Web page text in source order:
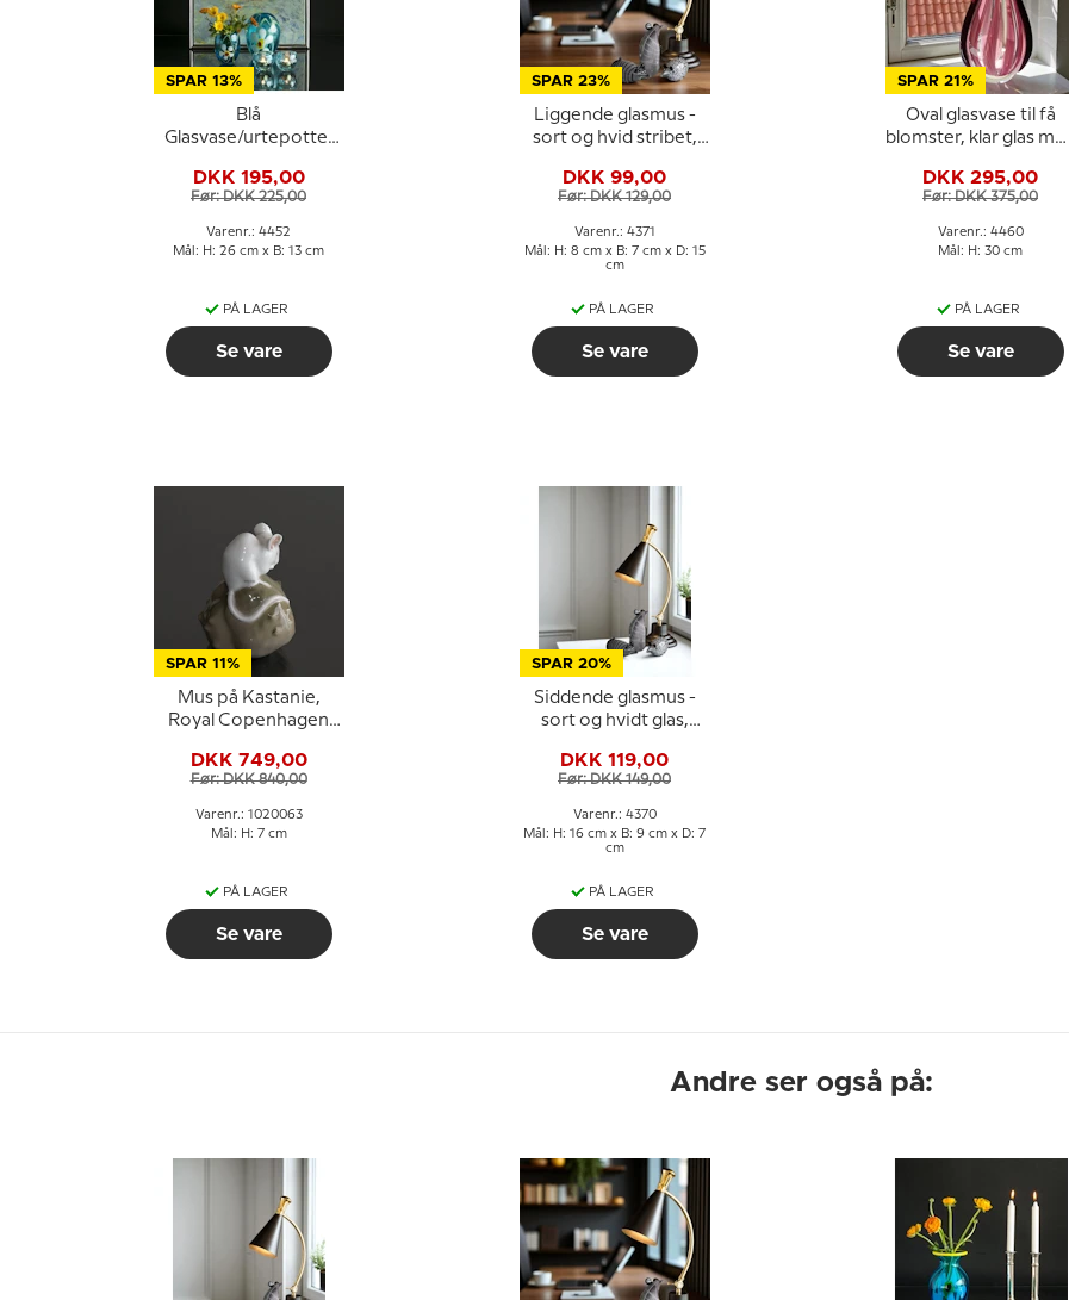
SPAR 13%
Blå
Glasvase/urtepotte,
glaskunst,
DKK 195,00
Før: DKK 225,00
Varenr.: 4452
Mål: H: 26 cm x B: 13 cm
PÅ LAGER
Se vare
SPAR 23%
Liggende glasmus -
sort og hvid stribet,
DKK 99,00
Før: DKK 129,00
Varenr.: 4371
Mål: H: 8 cm x B: 7 cm x D: 15
cm
PÅ LAGER
Se vare
SPAR 21%
Oval glasvase til få
blomster, klar glas med
30cm, glaskunst,
DKK 295,00
Før: DKK 375,00
Varenr.: 4460
Mål: H: 30 cm
PÅ LAGER
Se vare
SPAR 11%
Mus på Kastanie,
Royal Copenhagen
DKK 749,00
Før: DKK 840,00
Varenr.: 1020063
Mål: H: 7 cm
PÅ LAGER
Se vare
SPAR 20%
Siddende glasmus -
sort og hvidt glas,
DKK 119,00
Før: DKK 149,00
Varenr.: 4370
Mål: H: 16 cm x B: 9 cm x D: 7
cm
PÅ LAGER
Se vare
Andre ser også på: